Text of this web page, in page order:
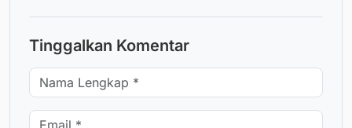
Tinggalkan Komentar